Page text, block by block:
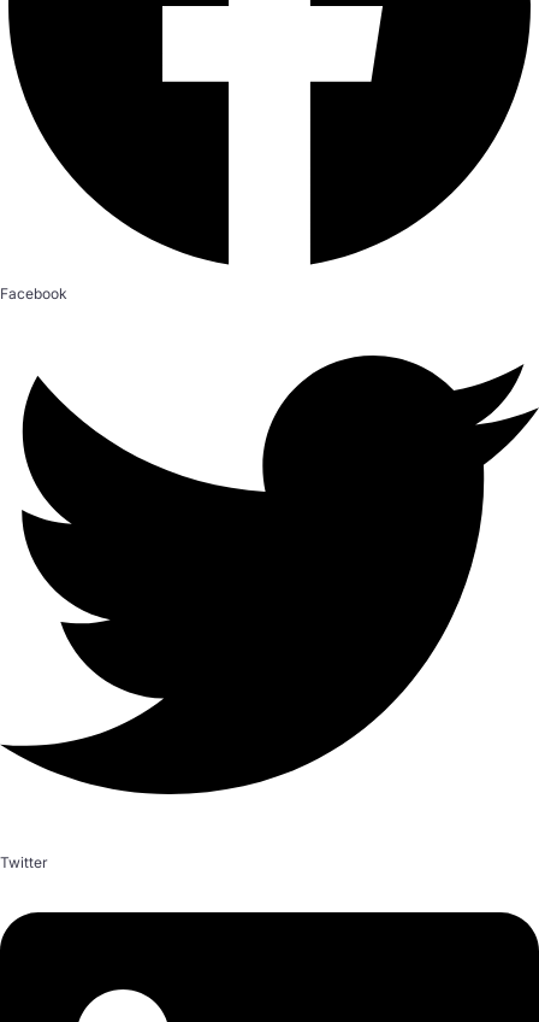
Facebook
Twitter